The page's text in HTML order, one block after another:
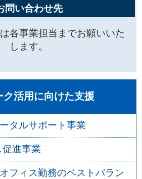
問い合わせ先
各事業担当までお願いいた
します。
ク活用に向けた支援
タルサポート事業
進事業
フィス勤務のベストバラン